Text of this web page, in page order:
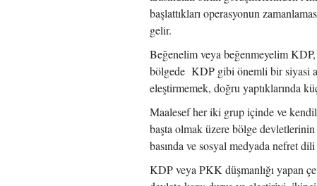
başlattıkları operasyonun
gelir.
Beğenelim veya beğenmeyelim
bölgede KDP gibi önemli bir siyasi
eleştirmemek, doğru yaptıklarında
Maalesef her iki grup içinde ve
başta olmak üzere bölge
basında ve sosyal medyada nefret
KDP veya PKK düşmanlığı yapan